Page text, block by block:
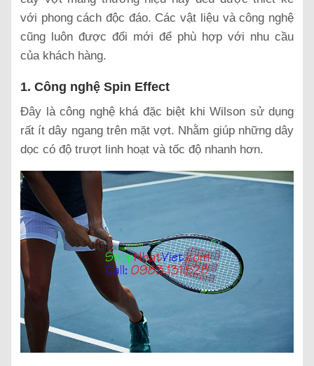
với phong cách độc đáo. Các vật liệu và công nghệ
cũng luôn được đổi mới để phù hợp với nhu cầu
của khách hàng.
1. Công nghệ Spin Effect
Đây là công nghệ khá đặc biệt khi Wilson sử dụng
rất ít dây ngang trên mặt vợt. Nhằm giúp những dây
dọc có độ trượt linh hoạt và tốc độ nhanh hơn.